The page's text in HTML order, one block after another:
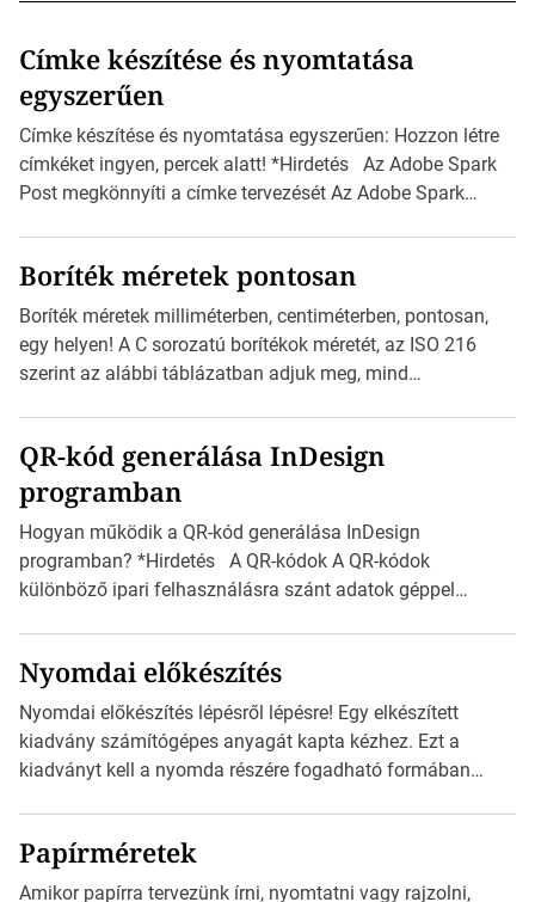
Címke készítése és nyomtatása
egyszerűen
Címke készítése és nyomtatása egyszerűen: Hozzon létre
címkéket ingyen, percek alatt! *Hirdetés Az Adobe Spark
Post megkönnyíti a címke tervezését Az Adobe Spark
igazán foroghatnak a kreatív fogaskerekek, miközben
zajlik a saját címke készítése. Hogyan készítsünk címkét?
Válasszon méretet és alakot: Válassza ki a kívánt címke
méretét. Akár néhány […]
Boríték méretek pontosan
Boríték méretek milliméterben, centiméterben, pontosan,
egy helyen! A C sorozatú borítékok méretét, az ISO 216
szerint az alábbi táblázatban adjuk meg, mind
mutatja az A4-es papírlaphoz viszonyítva. Az amerikai és
észak-amerikai boríték méretére az ISO 216 nem
vonatkozik. Boríték méretének táblázata C0-tól […]
QR-kód generálása InDesign
programban
Hogyan működik a QR-kód generálása InDesign
programban? *Hirdetés A QR-kódok A QR-kódok
különböző ipari felhasználásra szánt adatok géppel
okostelefonjára telepíthet egy QR-kód-leolvasó
alkalmazást, ami leolvasni és dekódolni képes az URL-
információt és átirányítja a telefon böngészőjét a cég
weblapjára. A QR-kód beolvasása után a felhasználó
Nyomdai előkészítés
Nyomdai előkészítés lépésről lépésre! Egy elkészített
kiadvány számítógépes anyagát kapta kézhez. Ezt a
kiadványt kell a nyomda részére fogadható formában
Illustratorban készült vektorgrafika. *Hirdetés Minden
esetben konzultáljunk a nyomdával, mielőtt elkezdjük a
Papírméretek
Amikor papírra tervezünk írni, nyomtatni vagy rajzolni,